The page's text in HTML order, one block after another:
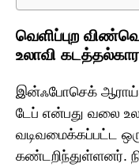
வெளிப்புற
உலாவி
இன்ஃபோசெக்
டேப் என்பது வலை
வடிவமைக்கப்பட்ட
கண்டறிந்துள்ளனர்.